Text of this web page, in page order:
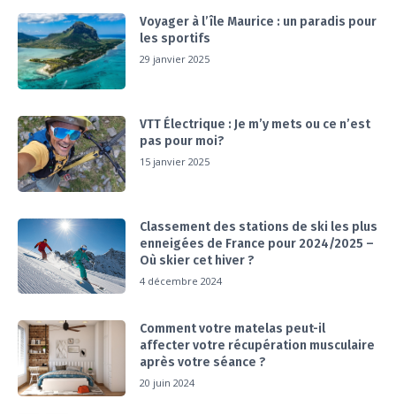
Voyager à l’île Maurice : un paradis pour
les sportifs
29 janvier 2025
VTT Électrique : Je m’y mets ou ce n’est
pas pour moi?
15 janvier 2025
Classement des stations de ski les plus
enneigées de France pour 2024/2025 –
Où skier cet hiver ?
4 décembre 2024
Comment votre matelas peut-il
affecter votre récupération musculaire
après votre séance ?
20 juin 2024